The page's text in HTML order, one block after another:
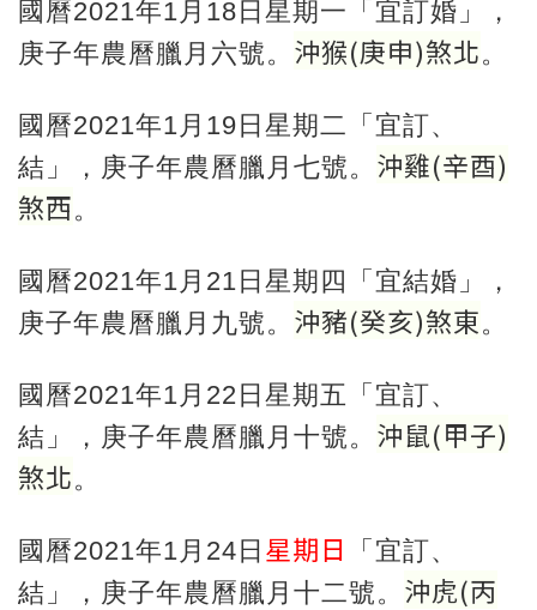
國曆2021年1月18日星期一「宜訂婚」，
庚子年農曆臘月六號。 沖猴(庚申)煞北。
國曆2021年1月19日星期二「宜訂、
結」，庚子年農曆臘月七號。 沖雞(辛酉)
煞西。
國曆2021年1月21日星期四「宜結婚」，
庚子年農曆臘月九號。 沖豬(癸亥)煞東。
國曆2021年1月22日星期五「宜訂、
結」，庚子年農曆臘月十號。 沖鼠(甲子)
煞北。
國曆2021年1月24日 星期日
「宜訂、
結」，庚子年農曆臘月十二號。 沖虎(丙